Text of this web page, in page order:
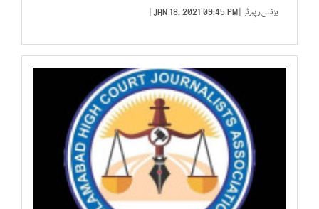
بزنس رپورٹر | JAN 18, 2021 09:45 PM |